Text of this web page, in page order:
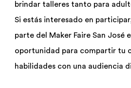
Bolsa Trabajo
brindar talleres tanto para
Si estás interesado en
parte del Maker Faire San José
oportunidad para compartir tu
habilidades con una audiencia